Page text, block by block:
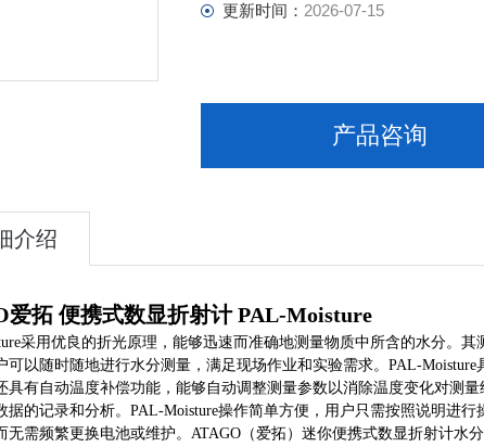
更新时间： 2026-07-15
产品咨询
介绍
爱拓 便携式数显折射计 PAL-Moisture
采用优良的折光原理，能够迅速而准确地测量物质中所含的水分。
可以随时随地进行水分测量，满足现场作业和实验需求。PAL-
具有自动温度补偿功能，能够自动调整测量参数以消除温度变化对测
据的记录和分析。PAL-Moisture操作简单方便，用户只需按照说明进
无需频繁更换电池或维护。ATAGO（爱拓）迷你便携式数显折射计水